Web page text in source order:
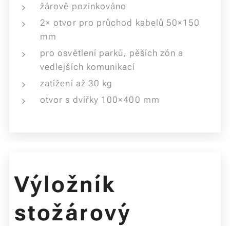
žárově pozinkováno
2× otvor pro průchod kabelů 50×150
mm
pro osvětlení parků, pěších zón a
vedlejších komunikací
zatížení až 30 kg
otvor s dvířky 100×400 mm
Výložník
stožárový